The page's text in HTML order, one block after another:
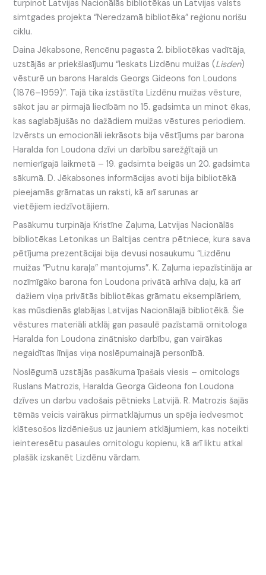
turpinot Latvijas Nacionālās bibliotēkas un Latvijas valsts
simtgades projekta “Neredzamā bibliotēka” reģionu norišu
ciklu.
Daina Jēkabsone, Rencēnu pagasta 2. bibliotēkas vadītāja,
uzstājās ar priekšlasījumu “Ieskats Lizdēnu muižas (Lisden)
vēsturē un barons Haralds Georgs Gideons fon Loudons
(1876–1959)”. Tajā tika izstāstīta Lizdēnu muižas vēsture,
sākot jau ar pirmajā liecībām no 15. gadsimta un minot ēkas,
kas saglabājušās no dažādiem muižas vēstures periodiem.
Izvērsts un emocionāli iekrāsots bija vēstījums par barona
Haralda fon Loudona dzīvi un darbību sarežģītajā un
nemierīgajā laikmetā – 19. gadsimta beigās un 20. gadsimta
sākumā. D. Jēkabsones informācijas avoti bija bibliotēkā
pieejamās grāmatas un raksti, kā arī sarunas ar
vietējiem iedzīvotājiem.
Pasākumu turpināja Kristīne Zaļuma, Latvijas Nacionālās
bibliotēkas Letonikas un Baltijas centra pētniece, kura sava
pētījuma prezentācijai bija devusi nosaukumu “Lizdēnu
muižas “Putnu karaļa” mantojums”. K. Zaļuma iepazīstināja ar
nozīmīgāko barona fon Loudona privātā arhīva daļu, kā arī
dažiem viņa privātās bibliotēkas grāmatu eksemplāriem,
kas mūsdienās glabājas Latvijas Nacionālajā bibliotēkā. Šie
vēstures materiāli atklāj gan pasaulē pazīstamā ornitologa
Haralda fon Loudona zinātnisko darbību, gan vairākas
negaidītas līnijas viņa noslēpumainajā personībā.
Noslēgumā uzstājās pasākuma īpašais viesis – ornitologs
Ruslans Matrozis, Haralda Georga Gideona fon Loudona
dzīves un darbu vadošais pētnieks Latvijā. R. Matrozis šajās
tēmās veicis vairākus pirmatklājumus un spēja iedvesmot
klātesošos lizdēniešus uz jauniem atklājumiem, kas noteikti
ieinteresētu pasaules ornitologu kopienu, kā arī liktu atkal
plašāk izskanēt Lizdēnu vārdam.